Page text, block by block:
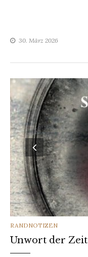
30. März 2026
CATEGORIES
RANDNOTIZEN
Unwort der Zeit